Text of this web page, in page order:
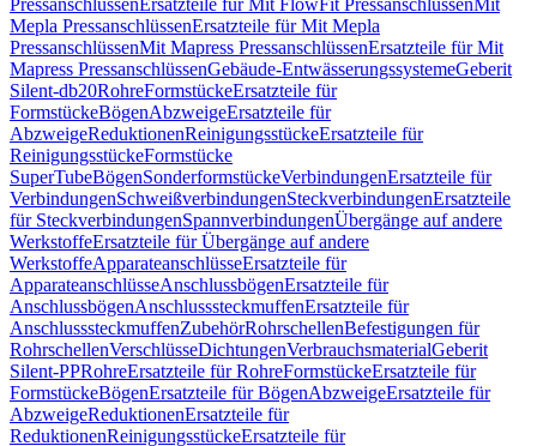
PressanschlüssenErsatzteile für Mit FlowFit PressanschlüssenMit
Mepla PressanschlüssenErsatzteile für Mit Mepla
PressanschlüssenMit Mapress PressanschlüssenErsatzteile für Mit
Mapress PressanschlüssenGebäude-EntwässerungssystemeGeberit
Silent-db20RohreFormstückeErsatzteile für
FormstückeBögenAbzweigeErsatzteile für
AbzweigeReduktionenReinigungsstückeErsatzteile für
ReinigungsstückeFormstücke
SuperTubeBögenSonderformstückeVerbindungenErsatzteile für
VerbindungenSchweißverbindungenSteckverbindungenErsatzteile
für SteckverbindungenSpannverbindungenÜbergänge auf andere
WerkstoffeErsatzteile für Übergänge auf andere
WerkstoffeApparateanschlüsseErsatzteile für
ApparateanschlüsseAnschlussbögenErsatzteile für
AnschlussbögenAnschlusssteckmuffenErsatzteile für
AnschlusssteckmuffenZubehörRohrschellenBefestigungen für
RohrschellenVerschlüsseDichtungenVerbrauchsmaterialGeberit
Silent-PPRohreErsatzteile für RohreFormstückeErsatzteile für
FormstückeBögenErsatzteile für BögenAbzweigeErsatzteile für
AbzweigeReduktionenErsatzteile für
ReduktionenReinigungsstückeErsatzteile für